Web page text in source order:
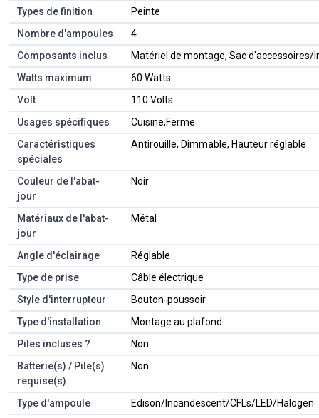
Types de finition
‎Peinte
Nombre d'ampoules
‎4
Composants inclus
‎Matériel de montage, Sac
Watts maximum
‎60 Watts
Volt
‎110 Volts
Usages spécifiques
‎Cuisine,Ferme
Caractéristiques
spéciales
‎Antirouille, Dimmable, Hauteur réglable
Couleur de l'abat-
jour
‎Noir
Matériaux de l'abat-
jour
‎Métal
Angle d'éclairage
‎Réglable
Type de prise
‎Câble électrique
Style d'interrupteur
‎Bouton-poussoir
Type d'installation
‎Montage au plafond
Piles incluses ?
‎Non
Batterie(s) / Pile(s)
requise(s)
‎Non
Type d'ampoule
‎Edison/Incandescent/CFLs/LED/Halogen